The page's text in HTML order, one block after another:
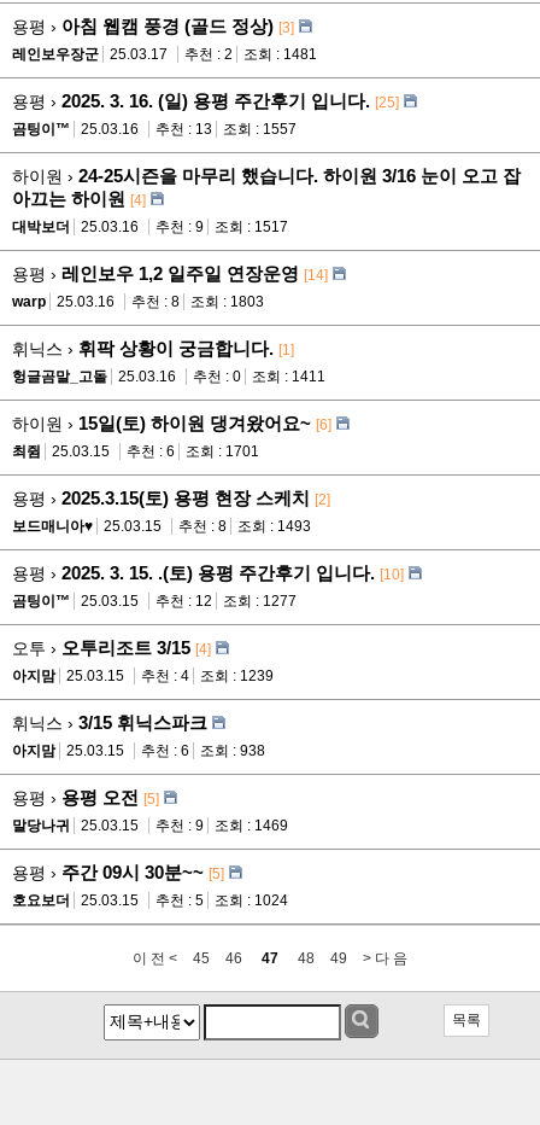
용평 › 아침 웹캠 풍경 (골드 정상) [3]
레인보우장군
25.03.17 추천 : 2 조회 : 1481
용평 › 2025. 3. 16. (일) 용평 주간후기 입니다. [25]
곰팅이™
25.03.16 추천 : 13 조회 : 1557
하이원 › 24-25시즌을 마무리 했습니다. 하이원 3/16 눈이 오고 잡
아끄는 하이원 [4]
대박보더
25.03.16 추천 : 9 조회 : 1517
용평 › 레인보우 1,2 일주일 연장운영 [14]
warp
25.03.16 추천 : 8 조회 : 1803
휘닉스 › 휘팍 상황이 궁금합니다. [1]
헝글곰말_고돌
25.03.16 추천 : 0 조회 : 1411
하이원 › 15일(토) 하이원 댕겨왔어요~ [6]
최쥠
25.03.15 추천 : 6 조회 : 1701
용평 › 2025.3.15(토) 용평 현장 스케치 [2]
보드매니아♥
25.03.15 추천 : 8 조회 : 1493
용평 › 2025. 3. 15. .(토) 용평 주간후기 입니다. [10]
곰팅이™
25.03.15 추천 : 12 조회 : 1277
오투 › 오투리조트 3/15 [4]
아지맘
25.03.15 추천 : 4 조회 : 1239
휘닉스 › 3/15 휘닉스파크
아지맘 25.03.15 추천 : 6 조회 : 938
용평 › 용평 오전 [5]
말당나귀
25.03.15 추천 : 9 조회 : 1469
용평 › 주간 09시 30분~~ [5]
호요보더
25.03.15 추천 : 5 조회 : 1024
이 전 < 45 46 47 48 49 > 다 음
목록